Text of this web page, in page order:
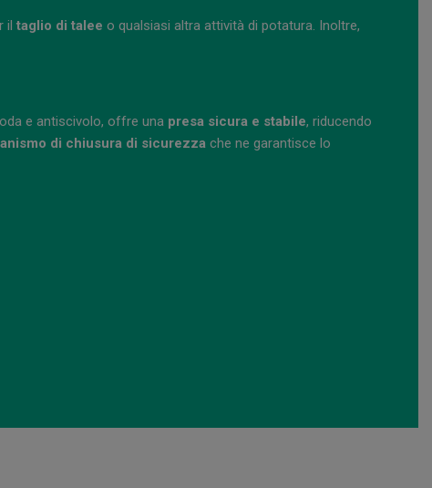
il taglio di talee o qualsiasi altra attività di potatura. Inoltre,
e antiscivolo, offre una presa sicura e stabile, riducendo
di chiusura di sicurezza che ne garantisce lo